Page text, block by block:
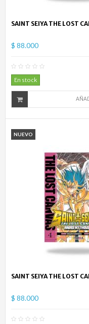
SAINT SEIYA THE LOST
$ 88.000
En stock
NUEVO
SAINT SEIYA THE LOST
$ 88.000